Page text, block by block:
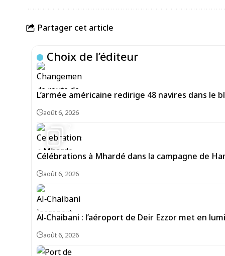
Partager cet article
Choix de l’éditeur
L’armée américaine redirige 48 navires dans le
août 6, 2026
Célébrations à Mhardé dans la campagne de
août 6, 2026
Al‑Chaibani : l’aéroport de Deir Ezzor met en
août 6, 2026